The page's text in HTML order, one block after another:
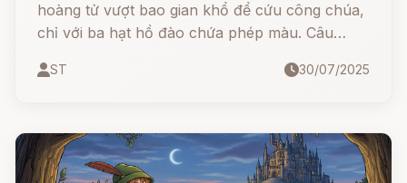
hoàng tử vượt bao gian khổ để cứu công chúa,
chỉ với ba hạt hồ đào chứa phép màu. Câu
công chúa, mà còn là hành trình của sự thủy
ST 30/07/2025